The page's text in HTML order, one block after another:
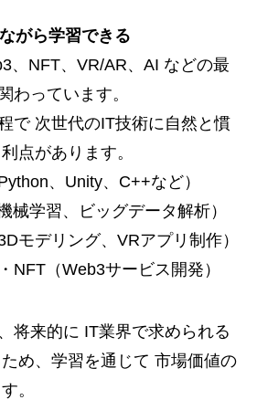
がら学習できる
、NFT、VR/AR、AI などの最
わっています。
で 次世代のIT技術に自然と慣
点があります。
、Unity、C++など）
械学習、ビッグデータ解析）
モデリング、VRアプリ制作）
NFT（Web3サービス開発）
将来的に IT業界で求められる
め、学習を通じて 市場価値の
。